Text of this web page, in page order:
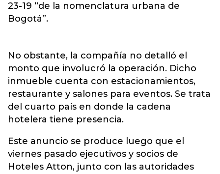
23-19 “de la nomenclatura urbana de
Bogotá”.
No obstante, la compañía no detalló el
monto que involucró la operación. Dicho
inmueble cuenta con estacionamientos,
restaurante y salones para eventos. Se trata
del cuarto país en donde la cadena
hotelera tiene presencia.
Este anuncio se produce luego que el
viernes pasado ejecutivos y socios de
Hoteles Atton, junto con las autoridades